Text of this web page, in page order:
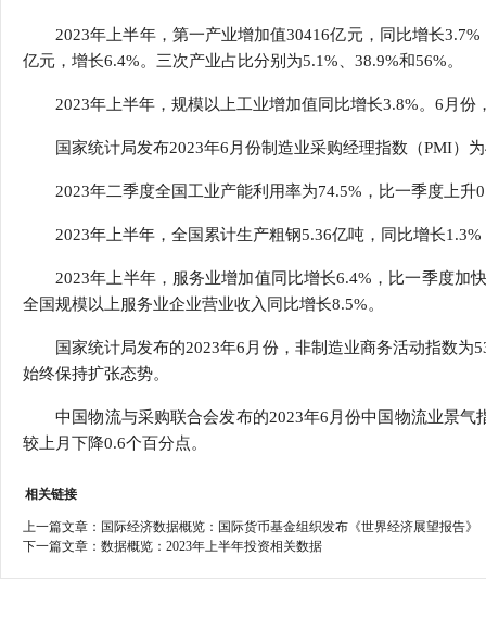
学会章程
特邀研究员
贸易与流
价格指数
2023年上半年，第一产业增加值30416亿元，同比增长3.7%
亿元，增长6.4%。三次产业占比分别为5.1%、38.9%和56%。
2023年上半年，规模以上工业增加值同比增长3.8%。6月份
国家统计局发布2023年6月份制造业采购经理指数（PMI）
2023年二季度全国工业产能利用率为74.5%，比一季度上升
2023年上半年，全国累计生产粗钢5.36亿吨，同比增长1.3%
2023年上半年，服务业增加值同比增长6.4%，比一季度加
全国规模以上服务业企业营业收入同比增长8.5%。
国家统计局发布的2023年6月份，非制造业商务活动指数为
始终保持扩张态势。
中国物流与采购联合会发布的2023年6月份中国物流业景气
较上月下降0.6个百分点。
相关链接
上一篇文章： 国际经济数据概览：国际货币基金组织发布《世界经济展望报告》
下一篇文章： 数据概览：2023年上半年投资相关数据